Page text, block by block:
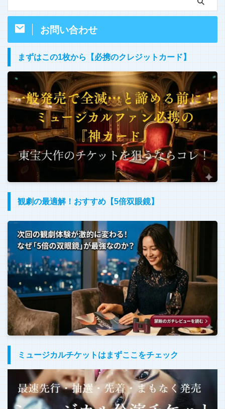
お問い合わせ
まずはこの1枚から【必携のクレジットカード】
観劇の最適解！おすすめ【5倍双眼鏡】
ミュージカルチケットはまずここをチェック